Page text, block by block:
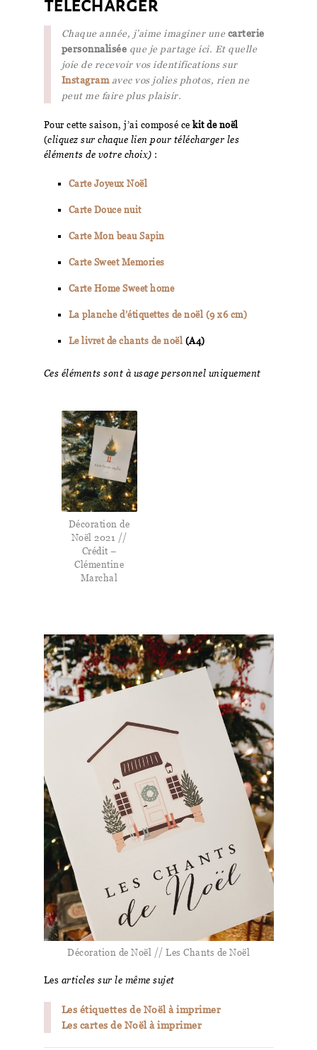
télécharger
Chaque année, j’aime imaginer une carterie
personnalisée que je partage ici. Et quelle
joie de recevoir vos identifications sur
Instagramavec vos jolies photos, rien ne
peut me faire plus plaisir.
Pour cette saison, j’ai composé ce kit de noël
(cliquez sur chaque lien pour télécharger les
éléments de votre choix) :
Carte Joyeux Noël
Carte Douce nuit
Carte Mon beau Sapin
Carte Sweet Memories
Carte Home Sweet home
La planche d’étiquettes de noël (9 x6 cm)
Le livret de chants de noël (A4)
Ces éléments sont à usage personnel uniquement
Décoration de
Noël 2021 //
Crédit –
Clémentine
Marchal
Décoration de Noël // Les Chants de Noël
Les articles sur le même sujet
Les étiquettes de Noël à imprimer
Les cartes de Noël à imprimer